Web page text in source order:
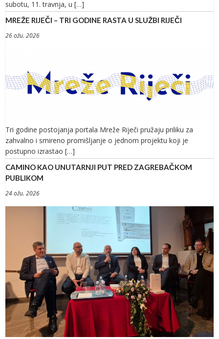
subotu, 11. travnja, u […]
MREŽE RIJEČI – TRI GODINE RASTA U SLUŽBI RIJEČI
26 ožu. 2026
Tri godine postojanja portala Mreže Riječi pružaju priliku za
zahvalno i smireno promišljanje o jednom projektu koji je
postupno izrastao […]
CAMINO KAO UNUTARNJI PUT PRED ZAGREBAČKOM
PUBLIKOM
24 ožu. 2026